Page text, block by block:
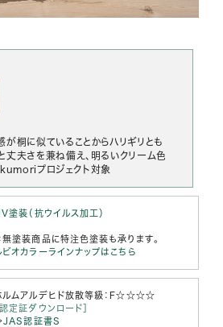
が桐に似ていることからハリギリとも
丈夫さを兼ね備え、明るいクリーム色
プロジェクト対象
塗装（抗ウイルス加工）
無塗装商品に特注色塗装も承ります。
ビオカラーラインナップはこちら
ルムアルデヒド放散等級：F☆☆☆☆
認定証ダウンロード］
JAS認証書S